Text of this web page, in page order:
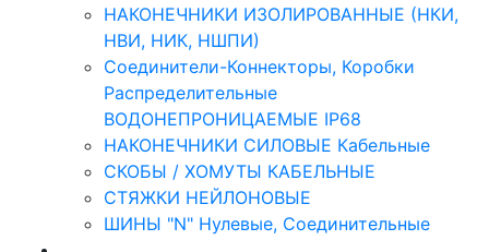
НАКОНЕЧНИКИ ИЗОЛИРОВАННЫЕ (НКИ,
НВИ, НИК, НШПИ)
Соединители-Коннекторы, Коробки
Распределительные
ВОДОНЕПРОНИЦАЕМЫЕ IP68
НАКОНЕЧНИКИ СИЛОВЫЕ Кабельные
СКОБЫ / ХОМУТЫ КАБЕЛЬНЫЕ
СТЯЖКИ НЕЙЛОНОВЫЕ
ШИНЫ "N" Нулевые, Соединительные